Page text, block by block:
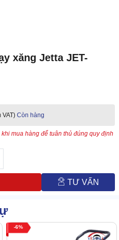
xăng Jetta JET-
VAT) Còn hàng
mua hàng để tuân thủ đúng quy định
TƯ VẤN
6